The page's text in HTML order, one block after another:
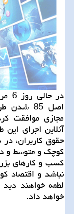
در
اصل 85
مجازی موافقت
آنلاین اجرای
حقوق کاربران،
کوچک و متوسط و
کسب و کارهای
نباشد و اقتصاد
خواهد داد.